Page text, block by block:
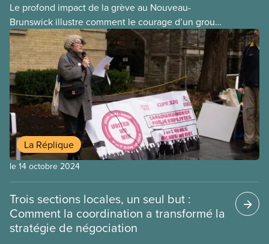
Le profond impact de la grève au Nouveau-
Brunswick illustre comment le courage d’un groupe
de travailleuses et travailleurs peut en inspirer
d’autres. Les projections internationales continuent
de partager l’histoire des membres du SCFP avec
un public plus large et de s’appuyer sur la force de
notre solidarité pour nourrir les mouvements de
défense des droits des travailleuses et travailleurs
du monde entier.
La Réplique
le 14 octobre 2024
Trois sections locales, un seul but :
Comment la coordination a transformé la
stratégie de négociation